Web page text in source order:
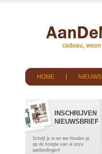
HOME NIEUWS
INSCHRIJVEN
NIEUWSBRIEF
Schrijf je in en we houden je
op de hoogte van al onze
aanbiedingen!